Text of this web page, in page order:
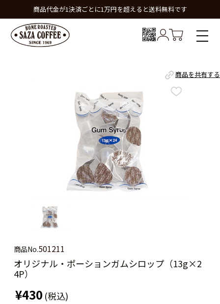
商品代金が1決済ごとに1万円を超えると送料無料です
商品を共有する
商品No.501211
オリジナル・ポーションガムシロップ（13g×2
4P）
¥430 (税込)